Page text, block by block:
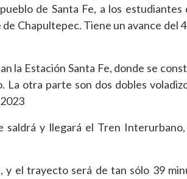
de Santa Fe, a los estudiantes
Chapultepec. Tiene un avance del
la Estación Santa Fe, donde se
otra parte son dos dobles
saldrá y llegará el Tren
y el trayecto será de tan sólo 39